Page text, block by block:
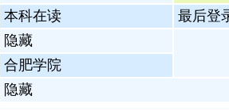
本科在读
最后登
隐藏
合肥学院
隐藏